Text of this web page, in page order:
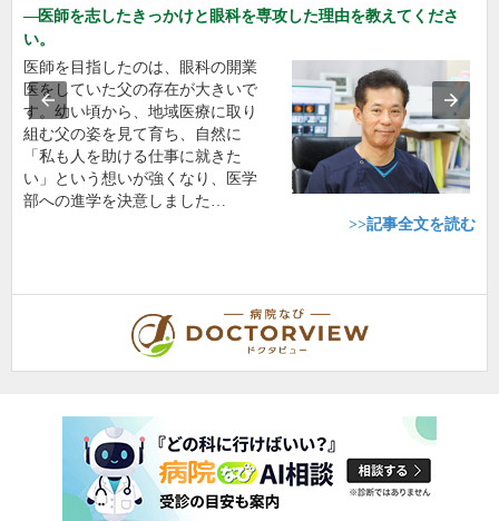
医師を志したきっかけと眼科を専攻した理由を教えてくださ
い。
医師を目指したのは、眼科の開業
医をしていた父の存在が大きいで
す。幼い頃から、地域医療に取り
組む父の姿を見て育ち、自然に
「私も人を助ける仕事に就きた
い」という想いが強くなり、医学
部への進学を決意しました…
>>記事全文を読む